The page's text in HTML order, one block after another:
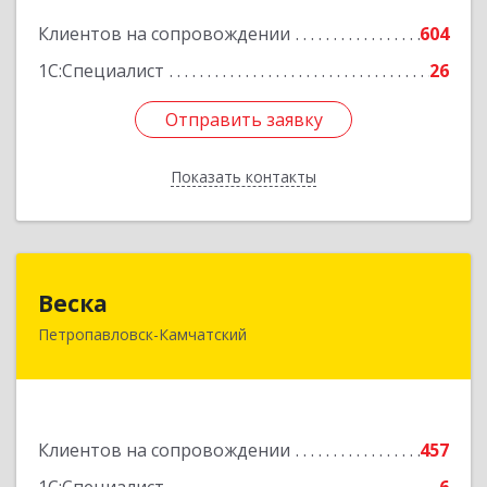
Клиентов на сопровождении
604
1С:Специалист
26
Отправить заявку
Показать контакты
Отправить заявку
Назад
Веска
Петропавловск-Камчатский
Клиентов на сопровождении
457
683031, Камчатский край, Петропавловск-
Подробнее